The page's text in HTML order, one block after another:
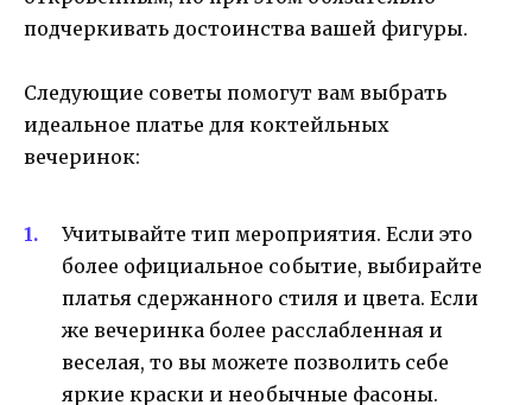
подчеркивать достоинства вашей фигуры.
Следующие советы помогут вам выбрать
идеальное платье для коктейльных
вечеринок:
Учитывайте тип мероприятия. Если это
более официальное событие, выбирайте
платья сдержанного стиля и цвета. Если
же вечеринка более расслабленная и
веселая, то вы можете позволить себе
яркие краски и необычные фасоны.